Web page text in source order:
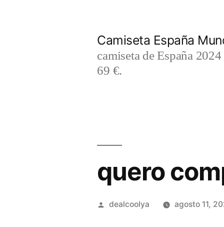
Camiseta España
camiseta de España
69 €.
quero
Publicado
dealcoolya agosto 11,